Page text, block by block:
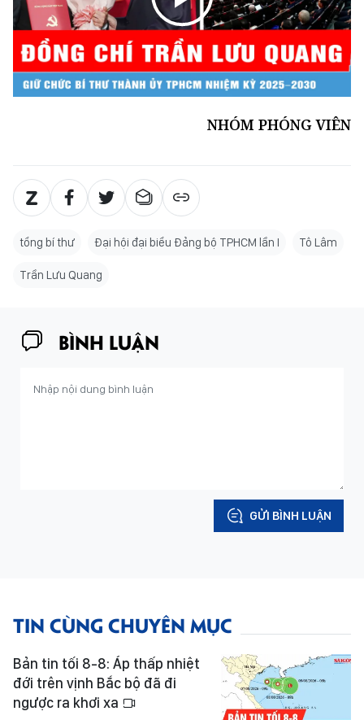
NHÓM PHÓNG VIÊN
tổng bí thư Đại hội đại biểu Đảng bộ TPHCM lần I Tô Lâm
Trần Lưu Quang
BÌNH LUẬN
GỬI BÌNH LUẬN
TIN CÙNG CHUYÊN MỤC
Bản tin tối 8-8: Áp thấp nhiệt
đới trên vịnh Bắc bộ đã đi
ngược ra khơi xa